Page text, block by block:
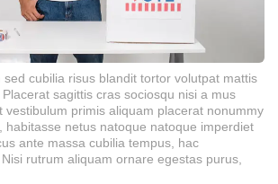
sed cubilia risus blandit tortor volutpat mattis
sagittis cras sociosqu nisi a mus
vestibulum primis aliquam placerat nonummy
habitasse netus natoque natoque imperdiet
ante massa cubilia tempus, hac
rutrum aliquam ornare egestas purus,